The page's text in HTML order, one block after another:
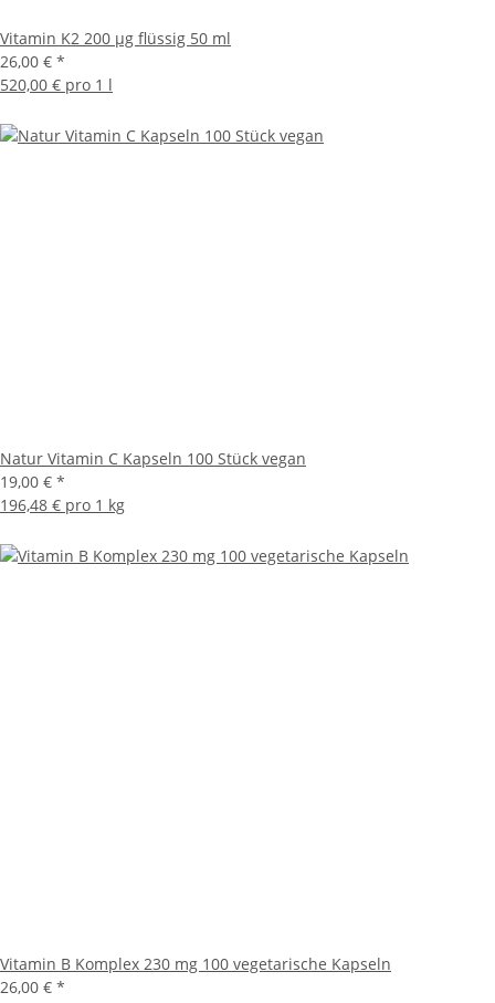
Vitamin K2 200 µg flüssig 50 ml
26,00 € *
520,00 € pro 1 l
Natur Vitamin C Kapseln 100 Stück vegan
19,00 € *
196,48 € pro 1 kg
Vitamin B Komplex 230 mg 100 vegetarische Kapseln
26,00 € *